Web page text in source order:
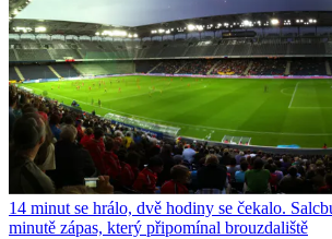
14 minut se hrálo, dvě hodiny se čekalo.
minutě zápas, který připomínal brouzdaliště